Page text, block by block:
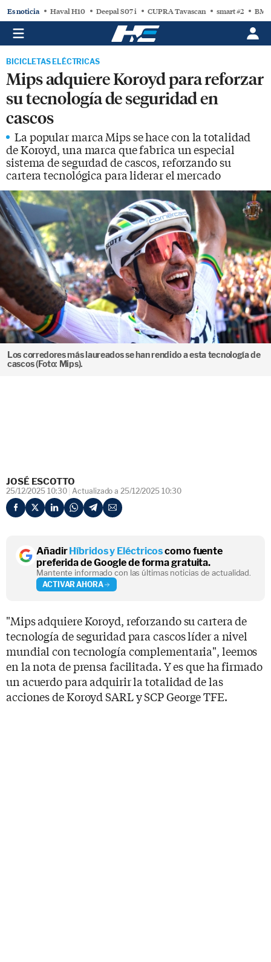
Es noticia Haval H10 Deepal S07 i CUPRA Tavascan smart #2
BICICLETAS ELÉCTRICAS
Mips adquiere Koroyd para reforzar
su tecnología de seguridad en
cascos
La popular marca Mips se hace con la totalidad
de Koroyd, una marca que fabrica un especial
sistema de segurdad de cascos, reforzando su
cartera tecnológica para liderar el mercado
Los corredores más laureados se han rendido a esta tecnología de
cascos (Foto: Mips).
JOSÉ ESCOTTO
25/12/2025 10:30 Actualizado a 25/12/2025 10:30
AñadirHíbridos y Eléctricoscomo fuente
preferida de Google de forma gratuita.
Mantente informado con las últimas noticias de actualidad.
ACTIVAR AHORA
"Mips adquiere Koroyd, reforzando su cartera de
tecnología de seguridad para cascos líder a nivel
mundial con tecnología complementaria", leemos
en la nota de prensa facilitada. Y es que ha firmado
un acuerdo para adquirir la totalidad de las
acciones de Koroyd SARL y SCP George TFE.